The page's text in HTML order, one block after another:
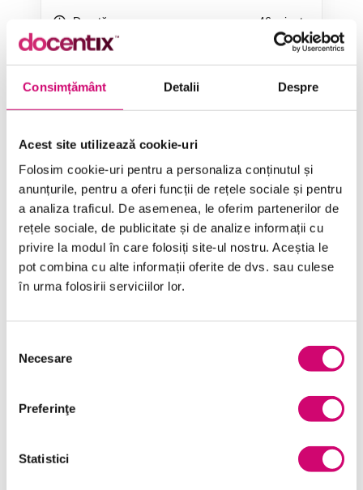
Consimțământ Detalii Despre
Acest site utilizează cookie-uri
Folosim cookie-uri pentru a personaliza conținutul și
anunțurile, pentru a oferi funcții de rețele sociale și pentru
a analiza traficul. De asemenea, le oferim partenerilor de
rețele sociale, de publicitate și de analize informații cu
privire la modul în care folosiți site-ul nostru. Aceștia le
pot combina cu alte informații oferite de dvs. sau culese
în urma folosirii serviciilor lor.
consimțământului
Necesare
Preferinţe
Statistici
Durată 46 minute
Limba Română
ÎNCEARCĂ 7 ZILE GRATUIT
SOLICITĂ OFERTĂ
Dezvoltare personală și profesională